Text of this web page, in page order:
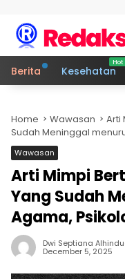
Berita Kesehatan
Home Wawasan
Arti
Sudah Meninggal
Wawasan
Arti Mimpi
Yang Sudah
Agama,
Dwi Septiana
December 5, 2025